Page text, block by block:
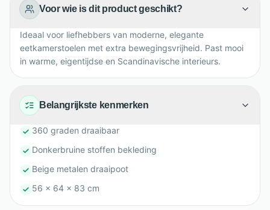
Voor wie is dit product geschikt?
Ideaal voor liefhebbers van moderne, elegante
eetkamerstoelen met extra bewegingsvrijheid. Past mooi
in warme, eigentijdse en Scandinavische interieurs.
Belangrijkste kenmerken
360 graden draaibaar
Donkerbruine stoffen bekleding
Beige metalen draaipoot
56 x 64 x 83 cm